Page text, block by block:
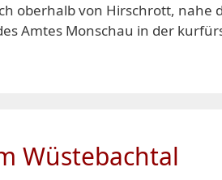
oberhalb von Hirschrott, nahe
Amtes Monschau in der
Wüstebachtal